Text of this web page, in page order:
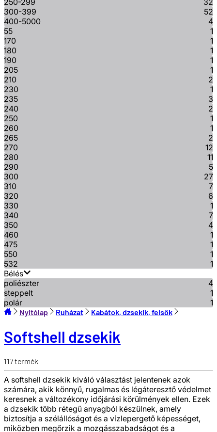
300-399
52
400-5000
4
55
1
170
1
180
1
190
1
205
1
210
2
230
1
235
3
240
2
250
1
260
1
265
2
270
12
280
11
290
5
300
27
310
7
320
6
330
1
340
7
350
4
460
1
475
1
550
1
532
1
Bélés
poliészter
4
steppelt
1
polár
1
Nyitólap Ruházat Kabátok, dzsekik, felsők
Softshell dzsekik
117termék
A softshell dzsekik kiváló választást jelentenek azok
számára, akik könnyű, rugalmas és légáteresztő védelmet
keresnek a változékony időjárási körülmények ellen. Ezek
a dzsekik több rétegű anyagból készülnek, amely
biztosítja a szélállóságot és a vízlepergető képességet,
miközben megőrzik a mozgásszabadságot és a